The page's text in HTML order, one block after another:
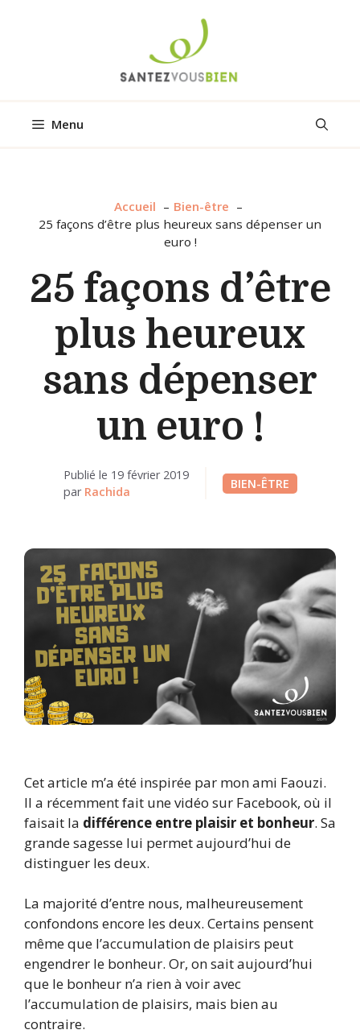
Menu
Accueil
Bien-être
25 façons d’être plus heureux sans dépenser un
euro !
25 façons d’être
plus heureux
sans dépenser
un euro !
Publié le 19 février 2019
par Rachida
BIEN-ÊTRE
Cet article m’a été inspirée par mon ami Faouzi.
Il a récemment fait une vidéo sur Facebook, où il
faisait la différence entre plaisir et bonheur. Sa
grande sagesse lui permet aujourd’hui de
distinguer les deux.
La majorité d’entre nous, malheureusement
confondons encore les deux. Certains pensent
même que l’accumulation de plaisirs peut
engendrer le bonheur. Or, on sait aujourd’hui
que le bonheur n’a rien à voir avec
l’accumulation de plaisirs, mais bien au
contraire.